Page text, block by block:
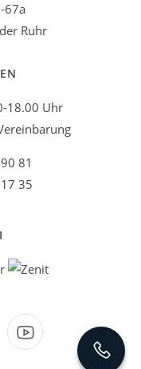
67a
Ruhr
18.00 Uhr
81
35